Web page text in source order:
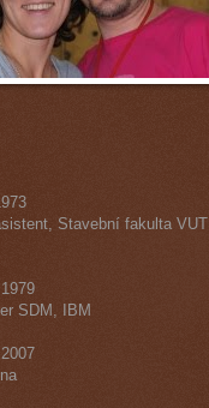
Stavební fakulta
SDM, IBM